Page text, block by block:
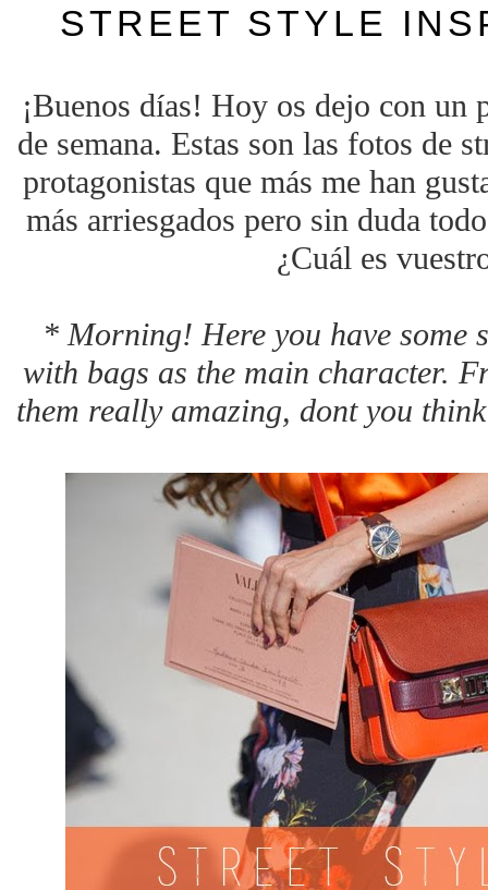
STREET STYLE
¡Buenos días! Hoy os dejo con
de semana. Estas son las fotos de
protagonistas que más me han
más arriesgados pero sin duda
¿Cuál es
* Morning! Here you have some
with bags as the main character.
them really amazing, dont you